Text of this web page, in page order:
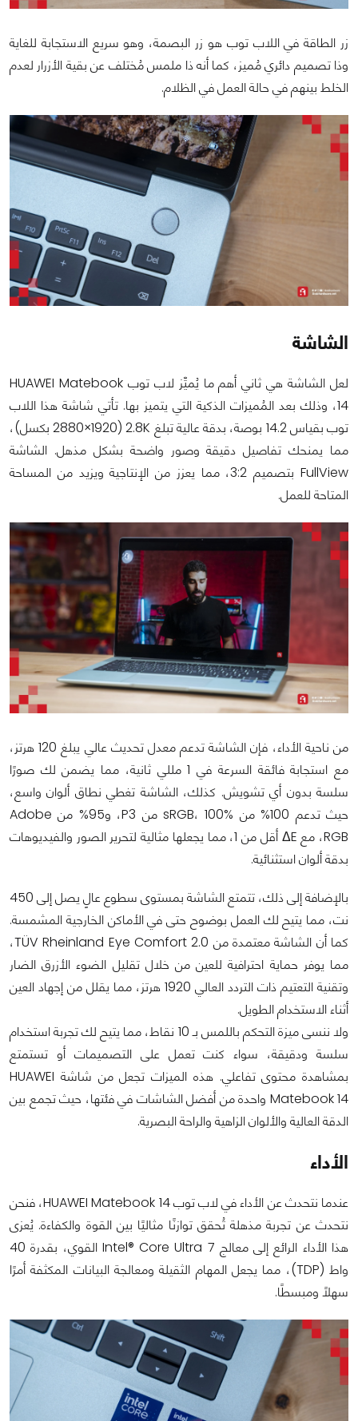
زر الطاقة في اللاب توب هو زر البصمة، وهو سريع الاستجابة للغاية
وذا تصميم دائري مُميز، كما أنه ذا ملمس مُختلف عن بقية الأزرار لعدم
الخلط بينهم في حالة العمل في الظلام.
الشاشة
لعل الشاشة هي ثاني أهم ما يُميِّز لاب توب HUAWEI Matebook
14، وذلك بعد المُميزات الذكية التي يتميز بها. تأتي شاشة هذا اللاب
توب بقياس 14.2 بوصة، بدقة عالية تبلغ 2.8K (2880×1920 بكسل)،
مما يمنحك تفاصيل دقيقة وصور واضحة بشكل مذهل. الشاشة
FullView بتصميم 3:2، مما يعزز من الإنتاجية ويزيد من المساحة
المتاحة للعمل.
من ناحية الأداء، فإن الشاشة تدعم معدل تحديث عالي يبلغ 120 هرتز،
مع استجابة فائقة السرعة في 1 مللي ثانية، مما يضمن لك صورًا
سلسة بدون أي تشويش. كذلك، الشاشة تغطي نطاق ألوان واسع،
حيث تدعم 100% من sRGB، 100% من P3، و95% من Adobe
RGB، مع ΔE أقل من 1، مما يجعلها مثالية لتحرير الصور والفيديوهات
بدقة ألوان استثنائية.
بالإضافة إلى ذلك، تتمتع الشاشة بمستوى سطوع عالٍ يصل إلى 450
نت، مما يتيح لك العمل بوضوح حتى في الأماكن الخارجية المشمسة.
كما أن الشاشة معتمدة من TÜV Rheinland Eye Comfort 2.0،
مما يوفر حماية احترافية للعين من خلال تقليل الضوء الأزرق الضار
وتقنية التعتيم ذات التردد العالي 1920 هرتز، مما يقلل من إجهاد العين
أثناء الاستخدام الطويل.
ولا ننسى ميزة التحكم باللمس بـ 10 نقاط، مما يتيح لك تجربة استخدام
سلسة ودقيقة، سواء كنت تعمل على التصميمات أو تستمتع
بمشاهدة محتوى تفاعلي. هذه الميزات تجعل من شاشة HUAWEI
Matebook 14 واحدة من أفضل الشاشات في فئتها، حيث تجمع بين
الدقة العالية والألوان الزاهية والراحة البصرية.
الأداء
عندما نتحدث عن الأداء في لاب توب HUAWEI Matebook 14، فنحن
نتحدث عن تجربة مذهلة تُحقق توازنًا مثاليًا بين القوة والكفاءة. يُعزى
هذا الأداء الرائع إلى معالج Intel® Core Ultra 7 القوي، بقدرة 40
واط (TDP)، مما يجعل المهام الثقيلة ومعالجة البيانات المكثفة أمرًا
سهلًا ومبسطًا.